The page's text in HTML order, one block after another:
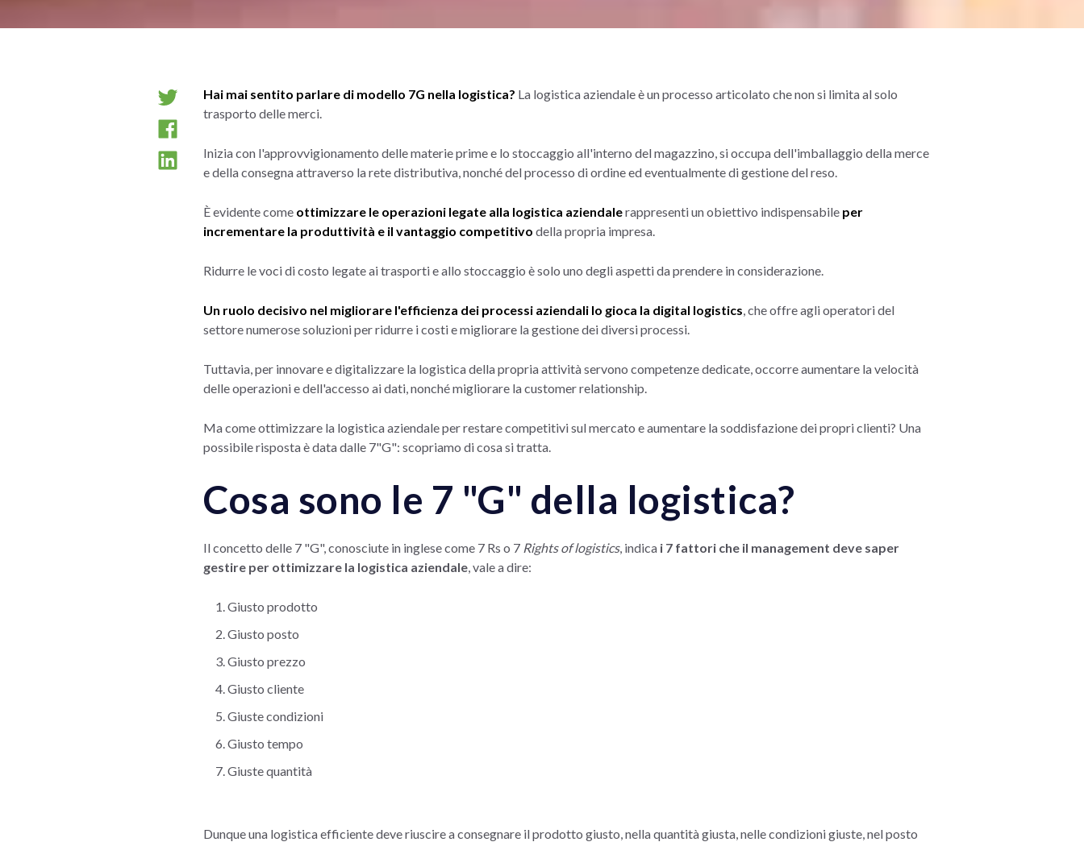
Hai mai sentito parlare di modello 7G nella logistica? La logistica aziendale è un processo articolato che non si limita al solo
trasporto delle merci.
Inizia con l'approvvigionamento delle materie prime e lo stoccaggio all'interno del magazzino, si occupa dell'imballaggio della merce
e della consegna attraverso la rete distributiva, nonché del processo di ordine ed eventualmente di gestione del reso.
È evidente come ottimizzare le operazioni legate alla logistica aziendalerappresenti un obiettivo indispensabile per
incrementare la produttività e il vantaggio competitivo della propria impresa.
Ridurre le voci di costo legate ai trasporti e allo stoccaggio è solo uno degli aspetti da prendere in considerazione.
Un ruolo decisivo nel migliorare l'efficienza dei processi aziendali lo gioca la digital logistics, che offre agli operatori del
settore numerose soluzioni per ridurre i costi e migliorare la gestione dei diversi processi.
Tuttavia, per innovare e digitalizzare la logistica della propria attività servono competenze dedicate, occorre aumentare la velocità
delle operazioni e dell'accesso ai dati, nonché migliorare la customer relationship.
Ma come ottimizzare la logistica aziendale per restare competitivi sul mercato e aumentare la soddisfazione dei propri clienti? Una
possibile risposta è data dalle 7"G": scopriamo di cosa si tratta.
Cosa sono le 7 "G" della logistica?
Il concetto delle 7 "G", conosciute in inglese come 7 Rs o 7 Rights of logistics, indica i 7 fattori che il management deve saper
gestire per ottimizzare la logistica aziendale, vale a dire:
Giusto prodotto
Giusto posto
Giusto prezzo
Giusto cliente
Giuste condizioni
Giusto tempo
Giuste quantità
Dunque una logistica efficiente deve riuscire a consegnare il prodotto giusto, nella quantità giusta, nelle condizioni giuste, nel posto